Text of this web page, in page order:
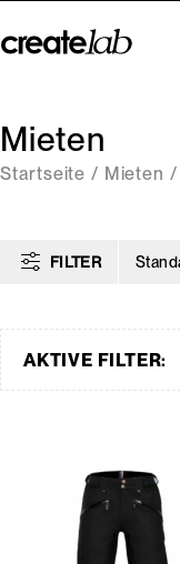
Mieten
Startseite / Mieten /
FILTER
AKTIVE FILTER: